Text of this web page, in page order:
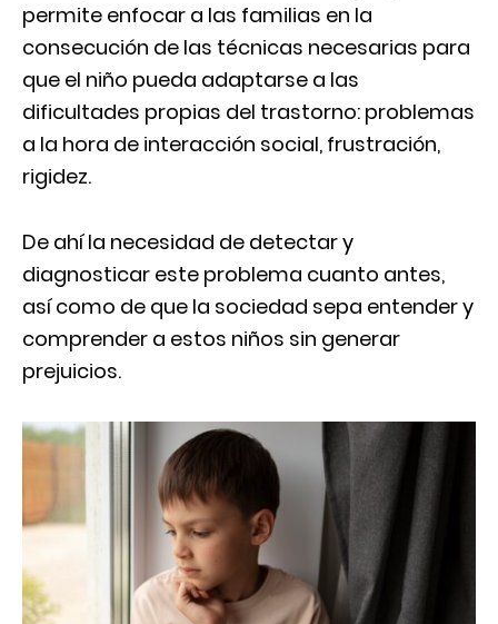
permite enfocar a las familias en la
consecución de las técnicas necesarias para
que el niño pueda adaptarse a las
dificultades propias del trastorno: problemas
a la hora de interacción social, frustración,
rigidez.
De ahí la necesidad de detectar y
diagnosticar este problema cuanto antes,
así como de que la sociedad sepa entender y
comprender a estos niños sin generar
prejuicios.